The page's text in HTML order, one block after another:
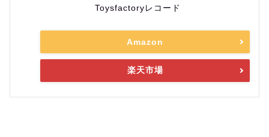
Toysfactoryレコード
Amazon
楽天市場